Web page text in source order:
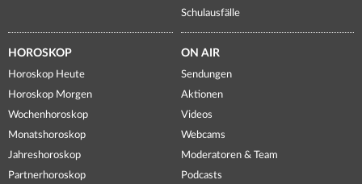
Schulausfälle
HOROSKOP
Horoskop Heute
Horoskop Morgen
Wochenhoroskop
Monatshoroskop
Jahreshoroskop
Partnerhoroskop
ON AIR
Sendungen
Aktionen
Videos
Webcams
Moderatoren & Team
Podcasts